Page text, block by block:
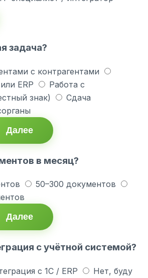
задача?
с контрагентами
ERP
Работа с
знак)
Сдача
Далее
в месяц?
50–300 документов
Далее
с учётной системой?
с 1С / ERP
Нет, буду